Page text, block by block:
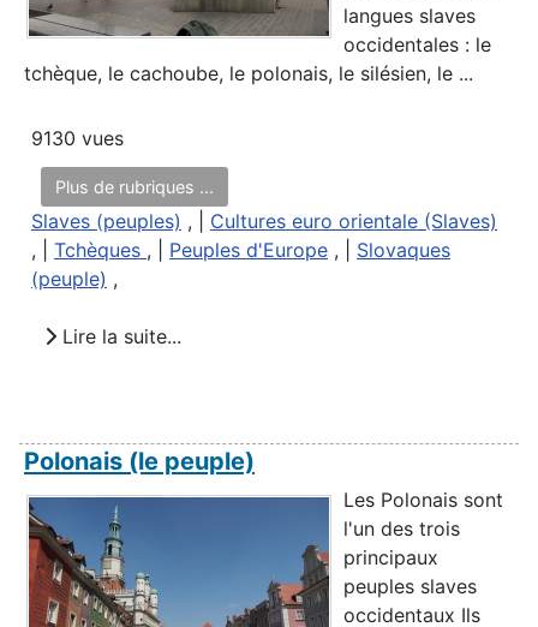
langues slaves
occidentales : le
tchèque, le cachoube, le polonais, le silésien, le ...
9130 vues
Plus de rubriques ...
Slaves (peuples) , | Cultures euro orientale (Slaves)
, | Tchèques , | Peuples d'Europe , | Slovaques
(peuple) ,
Lire la suite...
Polonais (le peuple)
Les Polonais sont
l'un des trois
principaux
peuples slaves
occidentaux Ils